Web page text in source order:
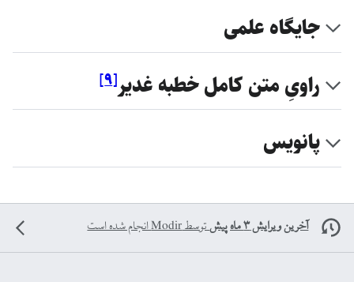
جایگاه علمی
راویِ متن کامل خطبه غدیر[۹]
پانویس
آخرین ویرایش ۳ ماه پیش توسطModirانجام شده است